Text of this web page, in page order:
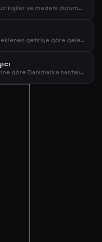
Yaş, bakmakla yükümlü olduğunuz kişiler ve medeni durumunuza göre Danimarka sosyal yardımını (kontanthjælp) hesaplayın. 2026 oranlarını görün.
Katkılar, mevcut tasarruflar ve beklenen getiriye göre gelecekteki Danimarka emeklilik tasarruflarınızı tahmin edin. PAL vergisi sonrası tahmini görün.
Haftalık maaş ve çalışma saatlerine göre Danimarka hastalık ödeneğinizi (sygedagpenge) hesaplayın. 2026 maksimum oranını görün.